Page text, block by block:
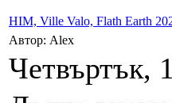
HIM, Ville Valo, Flath Earth
Автор: Alex
Четвъртък,